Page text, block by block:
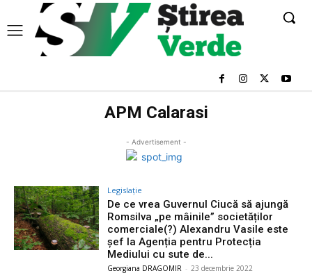
APM Calarasi
- Advertisement -
Legislație
De ce vrea Guvernul Ciucă să ajungă
Romsilva „pe mâinile” societăților
comerciale(?) Alexandru Vasile este
șef la Agenția pentru Protecția
Mediului cu sute de...
Georgiana DRAGOMIR - 23 decembrie 2022